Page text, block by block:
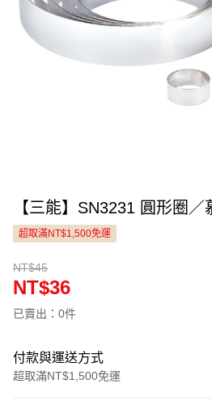
【三能】SN3231 圓形圈
超取滿NT$1,500免運
NT$45
NT$36
已賣出：0件
付款與運送方式
超取滿NT$1,500免運